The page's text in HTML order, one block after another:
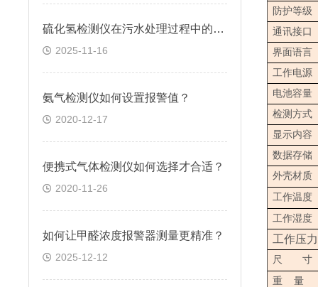
硫化氢检测仪在污水处理过程中的应用
2025-11-16
氨气检测仪如何设置报警值？
2020-12-17
便携式气体检测仪如何选择才合适？
2020-11-26
如何让甲醛浓度报警器测量更精准？
2025-12-12
防护等级
通讯接口
界面语言
工作电源
电池容量
检测方式
显示内容
数据存储
外壳材质
工作温度
工作湿度
工作压力
尺 寸
重 量